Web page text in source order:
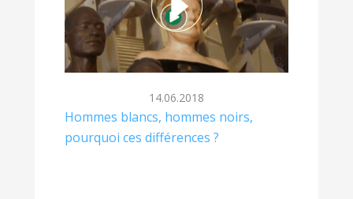
14.06.2018
Hommes blancs, hommes noirs,
pourquoi ces différences ?